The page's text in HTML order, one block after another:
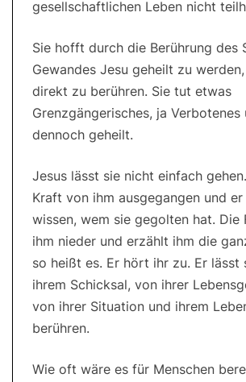
gesellschaftlichen Leben nicht
Sie hofft durch die Berührung des
Gewandes Jesu geheilt zu
direkt zu berühren. Sie tut etwas
Grenzgängerisches, ja Verbotenes
dennoch geheilt.
Jesus lässt sie nicht einfach
Kraft von ihm ausgegangen und
wissen, wem sie gegolten hat. Die
ihm nieder und erzählt ihm die
so heißt es. Er hört ihr zu. Er lässt
ihrem Schicksal, von ihrer
von ihrer Situation und ihrem
berühren.
Wie oft wäre es für Menschen